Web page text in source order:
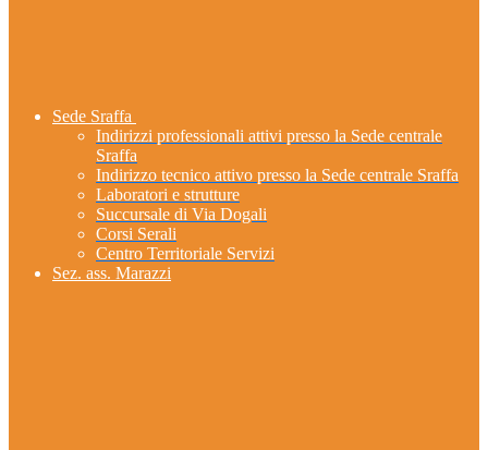
Sede Sraffa
Indirizzi professionali attivi presso la Sede centrale
Sraffa
Indirizzo tecnico attivo presso la Sede centrale Sraffa
Laboratori e strutture
Succursale di Via Dogali
Corsi Serali
Centro Territoriale Servizi
Sez. ass. Marazzi